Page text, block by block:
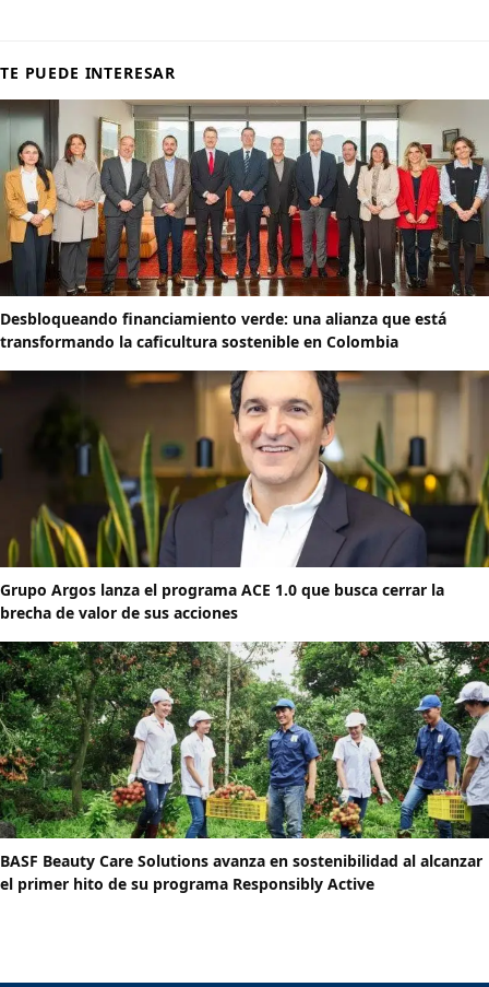
TE PUEDE INTERESAR
Desbloqueando financiamiento verde: una alianza que está
transformando la caficultura sostenible en Colombia
Grupo Argos lanza el programa ACE 1.0 que busca cerrar la
brecha de valor de sus acciones
BASF Beauty Care Solutions avanza en sostenibilidad al alcanzar
el primer hito de su programa Responsibly Active